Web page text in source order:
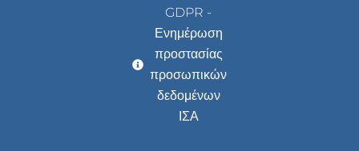
GDPR -
Ενημέρωση
προστασίας
προσωπικών
δεδομένων
ΙΣΑ